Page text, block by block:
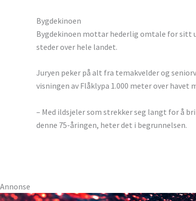
Bygdekinoen
Bygdekinoen mottar hederlig omtale for sitt
steder over hele landet.
Juryen peker på alt fra temakvelder og
visningen av Flåklypa 1.000 meter over havet
– Med ildsjeler som strekker seg langt for å
denne 75-åringen, heter det i begrunnelsen.
Annonse